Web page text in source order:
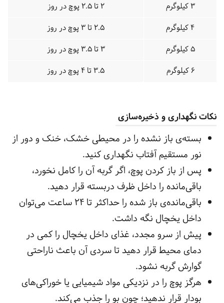
3 کیلوگرم
2 تا 2.5 پوچ در روز
4 کیلوگرم
2.5 تا 3 پوچ در روز
5 کیلوگرم
3 تا 3.5 پوچ در روز
6 کیلوگرم
3.5 تا 4 پوچ در روز
نکات نگهداری و ذخیره‌سازی
بسته‌ی باز نشده را در محیطی خشک، خنک و دور از
نور مستقیم آفتاب نگهداری کنید.
پس از باز کردن پوچ، اگر گربه آن را کامل نخورد،
باقی‌مانده را داخل ظرف دربسته قرار دهید.
باقی‌مانده‌ی باز شده را حداکثر تا ۲۴ ساعت می‌توان
داخل یخچال نگه داشت.
پیش از سرو مجدد، غذای داخل یخچال را کمی در
دمای محیط قرار دهید تا سردی آن باعث ناراحتی
گوارش گربه نشود.
هرگز پوچ را در نزدیکی مواد شیمیایی یا خوراکی‌های
بودار قرار ندهید؛ چون بو را جذب می‌کند.